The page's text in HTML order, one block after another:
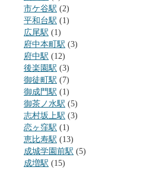
市ケ谷駅 (2)
平和台駅 (1)
広尾駅 (1)
府中本町駅 (3)
府中駅 (12)
後楽園駅 (3)
御徒町駅 (7)
御成門駅 (1)
御茶ノ水駅 (5)
志村坂上駅 (3)
恋ヶ窪駅 (1)
恵比寿駅 (13)
成城学園前駅 (5)
成増駅 (15)